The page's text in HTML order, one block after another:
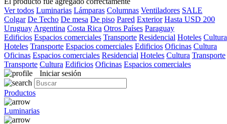
Ver todos Luminarias Lámparas Columnas Ventiladores SALE
Colgar De Techo De mesa De piso Pared Exterior Hasta USD 200
Uruguay Argentina Costa Rica Otros Países Paraguay
Edificios Espacios comerciales Transporte Residencial Hoteles Cultura
Hoteles Transporte Espacios comerciales Edificios Oficinas Cultura
Oficinas Espacios comerciales Residencial Hoteles Cultura Transporte
Transporte Cultura Edificios Oficinas Espacios comerciales
Iniciar sesión
Productos
Luminarias